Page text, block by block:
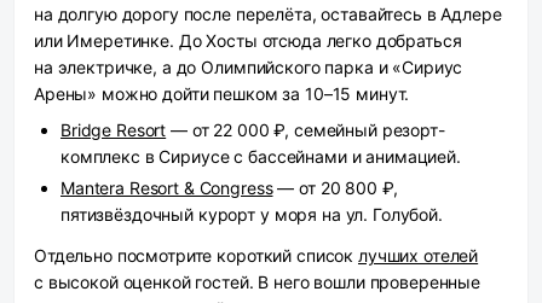
на долгую дорогу после перелёта, оставайтесь в Адлере
или Имеретинке. До Хосты отсюда легко добраться
на электричке, а до Олимпийского парка и «Сириус
Арены» можно дойти пешком за 10–15 минут.
Bridge Resort — от 22 000 ₽, семейный резорт-
комплекс в Сириусе с бассейнами и анимацией.
Mantera Resort & Congress— от 20 800 ₽,
пятизвёздочный курорт у моря на ул. Голубой.
Отдельно посмотрите короткий список лучших отелей
с высокой оценкой гостей. В него вошли проверенные